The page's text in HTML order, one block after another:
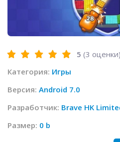
5 (3 оценки)
Категория: Игры
Версия: Android 7.0
Разработчик: Brave HK
Размер: 0 b